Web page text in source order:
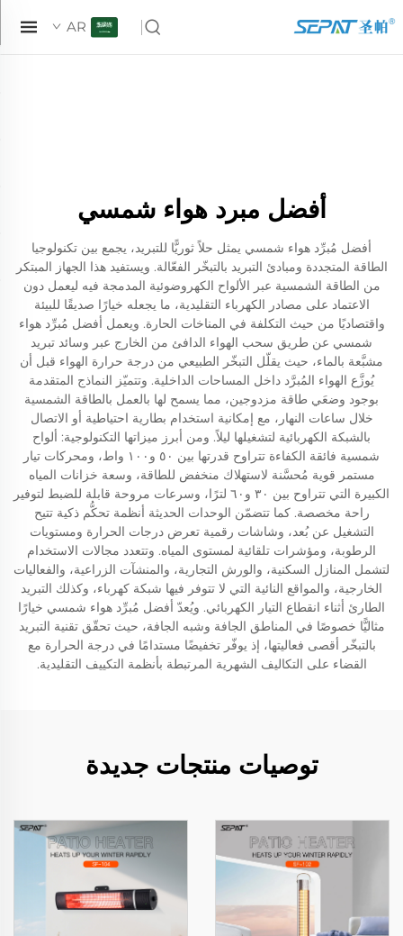
AR
أفضل مبرد هواء شمسي
أفضل مُبرِّد هواء شمسي يمثل حلاً ثوريًّا للتبريد، يجمع بين تكنولوجيا
الطاقة المتجددة ومبادئ التبريد بالتبخّر الفعّالة. ويستفيد هذا الجهاز المبتكر
من الطاقة الشمسية عبر الألواح الكهروضوئية المدمجة فيه ليعمل دون
الاعتماد على مصادر الكهرباء التقليدية، ما يجعله خيارًا صديقًا للبيئة
واقتصاديًا من حيث التكلفة في المناخات الحارة. ويعمل أفضل مُبرِّد هواء
شمسي عن طريق سحب الهواء الدافئ من الخارج عبر وسائد تبريد
مشبَّعة بالماء، حيث يقلّل التبخّر الطبيعي من درجة حرارة الهواء قبل أن
يُوزَّع الهواء المُبرَّد داخل المساحات الداخلية. وتتميّز النماذج المتقدمة
بوجود وضعَي طاقة مزدوجين، مما يسمح لها بالعمل بالطاقة الشمسية
خلال ساعات النهار، مع إمكانية استخدام بطارية احتياطية أو الاتصال
بالشبكة الكهربائية لتشغيلها ليلاً. ومن أبرز ميزاتها التكنولوجية: ألواح
شمسية فائقة الكفاءة تتراوح قدرتها بين ٥٠ و١٠٠ واط، ومحركات تيار
مستمر قوية مُحسَّنة لاستهلاك منخفض للطاقة، وسعة خزانات المياه
الكبيرة التي تتراوح بين ٣٠ و٦٠ لترًا، وسرعات مروحة قابلة للضبط لتوفير
راحة مخصصة. كما تتضمّن الوحدات الحديثة أنظمة تحكُّم ذكية تتيح
التشغيل عن بُعد، وشاشات رقمية تعرض درجات الحرارة ومستويات
الرطوبة، ومؤشرات تلقائية لمستوى المياه. وتتعدد مجالات الاستخدام
لتشمل المنازل السكنية، والورش التجارية، والمنشآت الزراعية، والفعاليات
الخارجية، والمواقع النائية التي لا تتوفر فيها شبكة كهرباء، وكذلك التبريد
الطارئ أثناء انقطاع التيار الكهربائي. ويُعدّ أفضل مُبرِّد هواء شمسي خيارًا
مثاليًّا خصوصًا في المناطق الجافة وشبه الجافة، حيث تحقّق تقنية التبريد
بالتبخّر أقصى فعاليتها، إذ يوفّر تخفيضًا مستدامًا في درجة الحرارة مع
القضاء على التكاليف الشهرية المرتبطة بأنظمة التكييف التقليدية.
توصيات منتجات جديدة